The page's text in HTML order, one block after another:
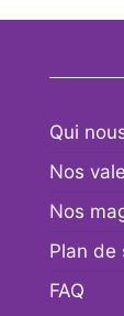
Qui
Nos
Nos
Plan de
FAQ